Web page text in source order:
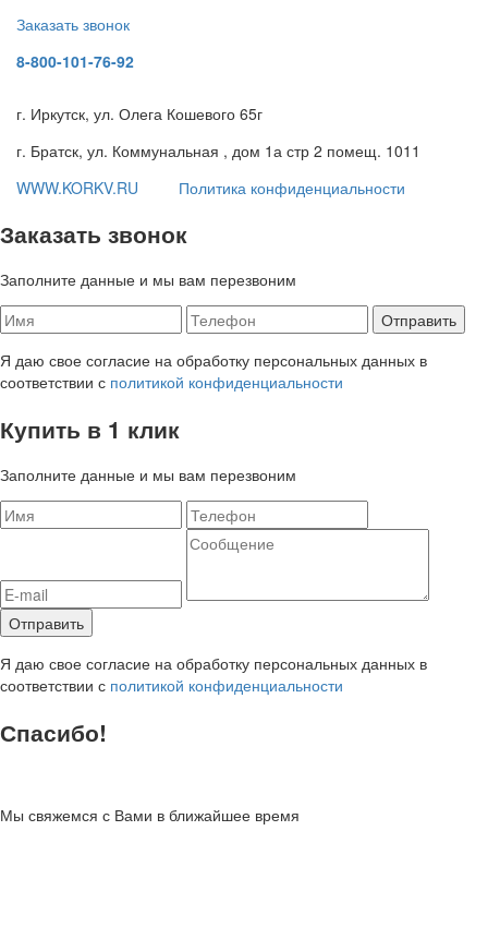
Заказать звонок
8-800-101-76-92
г. Иркутск, ул. Олега Кошевого 65г
г. Братск, ул. Коммунальная , дом 1а стр 2 помещ. 1011
WWW.KORKV.RU
Политика конфиденциальности
Заказать звонок
Заполните данные и мы вам перезвоним
Я даю свое согласие на обработку персональных данных в
соответствии с политикой конфиденциальности
Купить в 1 клик
Заполните данные и мы вам перезвоним
Я даю свое согласие на обработку персональных данных в
соответствии с политикой конфиденциальности
Спасибо!
Мы свяжемся с Вами в ближайшее время